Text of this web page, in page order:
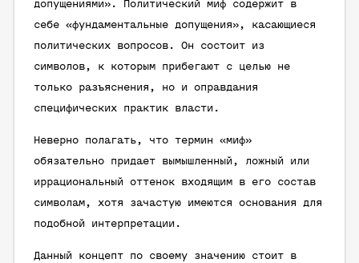
допущениями». Политический миф содержит в
себе «фундаментальные допущения», касающиеся
политических вопросов. Он состоит из
символов, к которым прибегают с целью не
только разъяснения, но и оправдания
специфических практик власти.
Неверно полагать, что термин «миф»
обязательно придает вымышленный, ложный или
иррациональный оттенок входящим в его состав
символам, хотя зачастую имеются основания для
подобной интерпретации.
Данный концепт по своему значению стоит в